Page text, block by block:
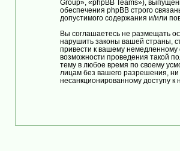
Group», «phpBB Teams»),
обеспечения phpBB строго
допустимого содержания и/или
Вы соглашаетесь не размещать
нарушить законы вашей страны,
привести к вашему
возможности проведения такой
тему в любое время по своему
лицам без вашего разрешения,
несанкционированному доступу к